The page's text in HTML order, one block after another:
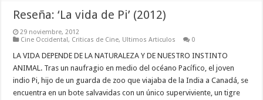
Reseña: ‘La vida de Pi’ (2012)
29 noviembre, 2012
Cine Occidental, Criticas de Cine, Ultimos Articulos 0
LA VIDA DEPENDE DE LA NATURALEZA Y DE NUESTRO INSTINTO
ANIMAL. Tras un naufragio en medio del océano Pacífico, el joven
indio Pi, hijo de un guarda de zoo que viajaba de la India a Canadá, se
encuentra en un bote salvavidas con un único superviviente, un tigre